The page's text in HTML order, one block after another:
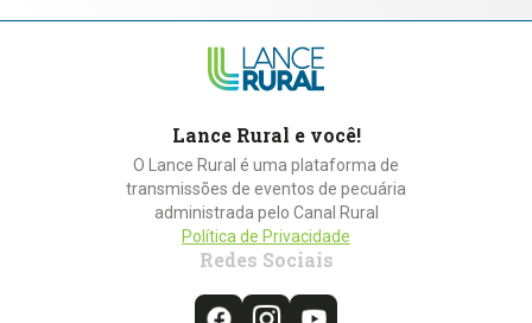
Lance Rural e você!
O Lance Rural é uma plataforma de
transmissões de eventos de pecuária
administrada pelo Canal Rural
Política de Privacidade
Redes Sociais